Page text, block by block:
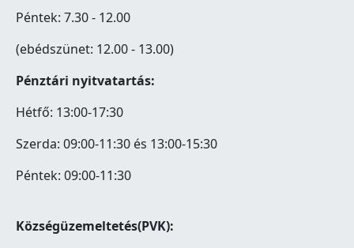
Péntek: 7.30 - 12.00
(ebédszünet: 12.00 - 13.00)
Pénztári nyitvatartás:
Hétfő: 13:00-17:30
Szerda: 09:00-11:30 és 13:00-15:30
Péntek: 09:00-11:30
Községüzemeltetés(PVK):